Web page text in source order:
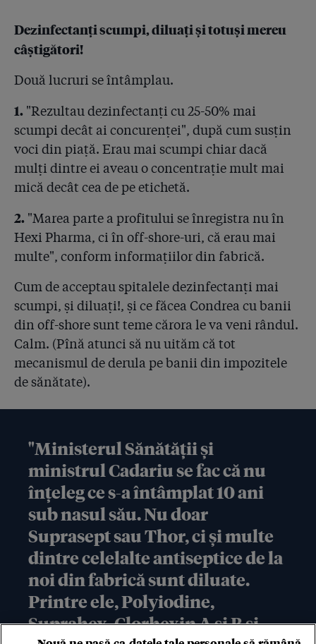
Dezinfectanți scumpi, diluați și totuși mereu
câștigători!
Două lucruri se întâmplau.
1. "Rezultau dezinfectanți cu 25-50% mai
scumpi decât ai concurenței", după cum susțin
voci din piață. Erau mai scumpi chiar dacă
mulți dintre ei aveau o concentrație mult mai
mică decât cea de pe etichetă.
2. "Marea parte a profitului se înregistra nu în
Hexi Pharma, ci în off-shore-uri, că erau mai
multe", conform informațiilor din fabrică.
Cum de acceptau spitalele dezinfectanți mai
scumpi, și diluați!, și ce făcea Condrea cu banii
din off-shore sunt teme cărora le va veni rândul.
Calm. (Pînă atunci să nu uităm că tot
mecanismul de derula pe banii din impozitele
de sănătate).
"Ministerul Sănătății și
ministrul Cadariu se fac că nu
înțeleg ce s-a întâmplat 10 ani
sub nasul său. Nu doar
Suprasept sau Thor, ci și multe
dintre celelalte antiseptice de la
noi din fabrică sunt diluate.
Printre ele, Polyiodine,
Suprahex, Clorhexin A și B și